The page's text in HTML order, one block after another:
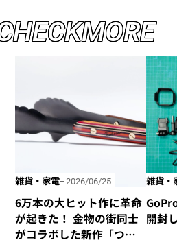
HECKMORE
雑貨・家電 2026/06/25
6万本の大ヒット作に革命
が起きた！ 金物の街同士
がコラボした新作「つか
雑貨・
開封